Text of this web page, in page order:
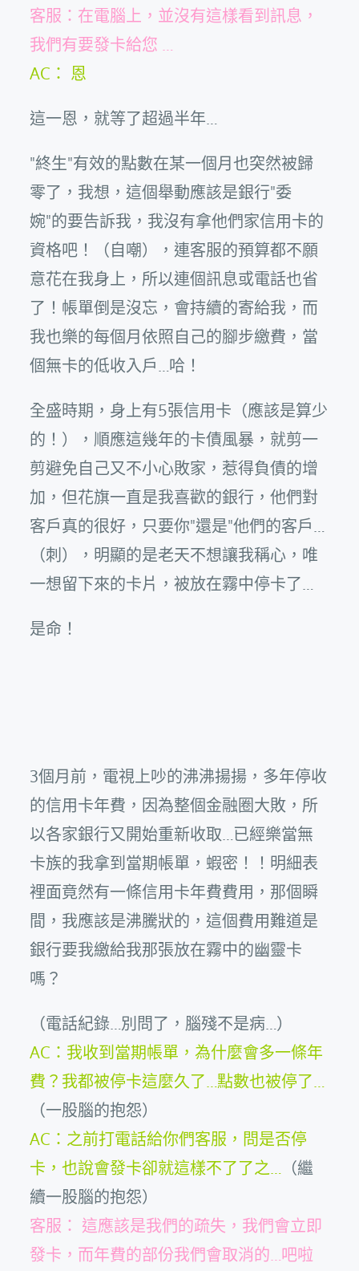
客服：在電腦上，並沒有這樣看到訊息，
我們有要發卡給您 …
AC： 恩
這一恩，就等了超過半年…
"終生"有效的點數在某一個月也突然被歸
零了，我想，這個舉動應該是銀行"委
婉"的要告訴我，我沒有拿他們家信用卡的
資格吧！（自嘲），連客服的預算都不願
意花在我身上，所以連個訊息或電話也省
了！帳單倒是沒忘，會持續的寄給我，而
我也樂的每個月依照自己的腳步繳費，當
個無卡的低收入戶…哈！
全盛時期，身上有5張信用卡（應該是算少
的！），順應這幾年的卡債風暴，就剪一
剪避免自己又不小心敗家，惹得負債的增
加，但花旗一直是我喜歡的銀行，他們對
客戶真的很好，只要你"還是"他們的客戶…
（刺），明顯的是老天不想讓我稱心，唯
一想留下來的卡片，被放在霧中停卡了…
是命！
3個月前，電視上吵的沸沸揚揚，多年停收
的信用卡年費，因為整個金融圈大敗，所
以各家銀行又開始重新收取…已經樂當無
卡族的我拿到當期帳單，蝦密！！明細表
裡面竟然有一條信用卡年費費用，那個瞬
間，我應該是沸騰狀的，這個費用難道是
銀行要我繳給我那張放在霧中的幽靈卡
嗎？
（電話紀錄…別問了，腦殘不是病…）
AC：我收到當期帳單，為什麼會多一條年
費？我都被停卡這麼久了…點數也被停了…
（一股腦的抱怨）
AC：之前打電話給你們客服，問是否停
卡，也說會發卡卻就這樣不了了之…
（繼
續一股腦的抱怨）
客服： 這應該是我們的疏失，我們會立即
發卡，而年費的部份我們會取消的…吧啦